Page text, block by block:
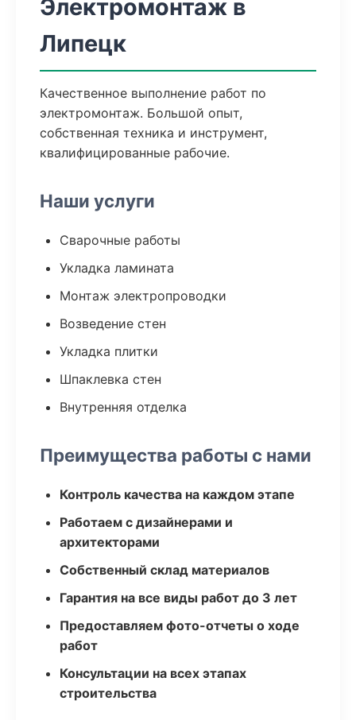
Электромонтаж в
Липецк
Качественное выполнение работ по
электромонтаж. Большой опыт,
собственная техника и инструмент,
квалифицированные рабочие.
Наши услуги
Сварочные работы
Укладка ламината
Монтаж электропроводки
Возведение стен
Укладка плитки
Шпаклевка стен
Внутренняя отделка
Преимущества работы с нами
Контроль качества на каждом этапе
Работаем с дизайнерами и
архитекторами
Собственный склад материалов
Гарантия на все виды работ до 3 лет
Предоставляем фото-отчеты о ходе
работ
Консультации на всех этапах
строительства